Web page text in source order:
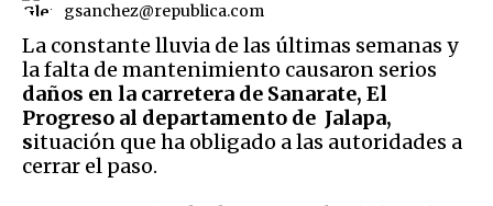
gsanchez@republica.com
La constante lluvia de las últimas semanas y
la falta de mantenimiento causaron serios
daños en la carretera de Sanarate, El
Progreso al departamento de Jalapa,
situación que ha obligado a las autoridades a
cerrar el paso.